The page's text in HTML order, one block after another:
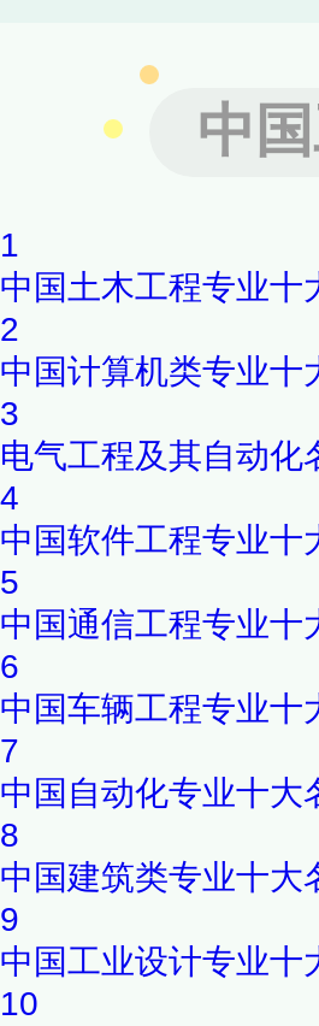
基地，入选
国家建设高水平
中
1
中国土木工程专业十
2
中国计算机类专业十
3
电气工程及其自动化
4
中国软件工程专业十
5
中国通信工程专业十
6
中国车辆工程专业十
7
中国自动化专业十大
8
中国建筑类专业十大
9
中国工业设计专业十
10